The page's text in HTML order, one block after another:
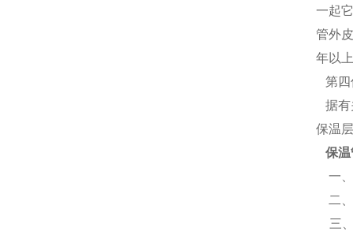
一起
管外
年以
第四
据有
保温
保温
一、
二、
三、